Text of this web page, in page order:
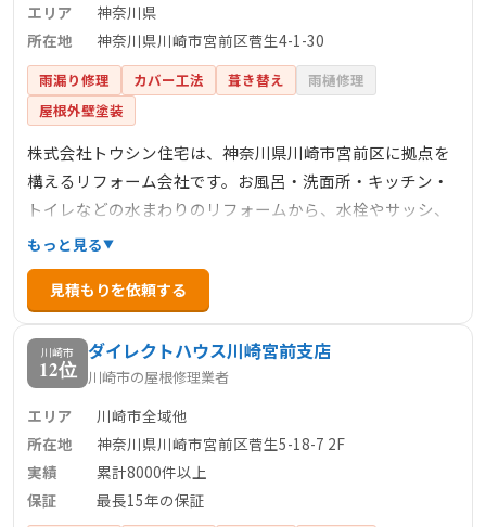
エリア
神奈川県
所在地
神奈川県川崎市宮前区菅生4-1-30
雨漏り修理 カバー工法 葺き替え
雨樋修理
屋根外壁塗装
株式会社トウシン住宅は、神奈川県川崎市宮前区に拠点を
構えるリフォーム会社です。お風呂・洗面所・キッチン・
トイレなどの水まわりのリフォームから、水栓やサッシ、
給湯器などの部分的な交換工事、外壁・屋根など、住まい
に関する幅広いサービスを提供しています。特に、毎日使
う水まわりのリフォームに力を入れており、部分的な交換
工事や外壁・屋根の修理にも対応しています。お住まいに
関することは何でも相談でき、最善の提案を行うことをモ
ットーとしています。
もっと見る
見積もりを依頼する
川崎市
12位
ダイレクトハウス川崎宮前支店
川崎市の屋根修理業者
エリア
川崎市全域他
所在地
神奈川県川崎市宮前区菅生5-18-7 2F
実績
累計8000件以上
保証
最長15年の保証